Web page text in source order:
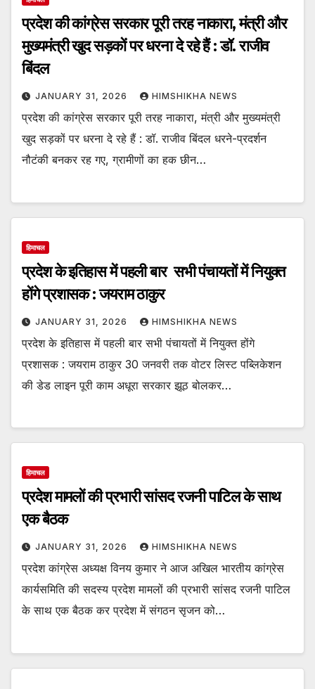
प्रदेश की कांग्रेस सरकार पूरी तरह नाकारा, मंत्री और
मुख्यमंत्री खुद सड़कों पर धरना दे रहे हैं : डॉ. राजीव
बिंदल
JANUARY 31, 2026 HIMSHIKHA NEWS
प्रदेश की कांग्रेस सरकार पूरी तरह नाकारा, मंत्री और मुख्यमंत्री
खुद सड़कों पर धरना दे रहे हैं : डॉ. राजीव बिंदल धरने-प्रदर्शन
नौटंकी बनकर रह गए, ग्रामीणों का हक छीन…
हिमाचल
प्रदेश के इतिहास में पहली बार सभी पंचायतों में नियुक्त
होंगे प्रशासक : जयराम ठाकुर
JANUARY 31, 2026 HIMSHIKHA NEWS
प्रदेश के इतिहास में पहली बार सभी पंचायतों में नियुक्त होंगे
प्रशासक : जयराम ठाकुर 30 जनवरी तक वोटर लिस्ट पब्लिकेशन
की डेड लाइन पूरी काम अधूरा सरकार झूठ बोलकर…
हिमाचल
प्रदेश मामलों की प्रभारी सांसद रजनी पाटिल के साथ
एक बैठक
JANUARY 31, 2026 HIMSHIKHA NEWS
प्रदेश कांग्रेस अध्यक्ष विनय कुमार ने आज अखिल भारतीय कांग्रेस
कार्यसमिति की सदस्य प्रदेश मामलों की प्रभारी सांसद रजनी पाटिल
के साथ एक बैठक कर प्रदेश में संगठन सृजन को…